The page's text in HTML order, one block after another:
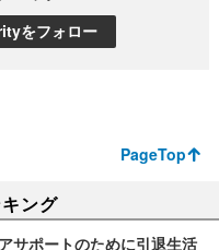
をフォロー
PageTop
ング
サポートのために引退生活